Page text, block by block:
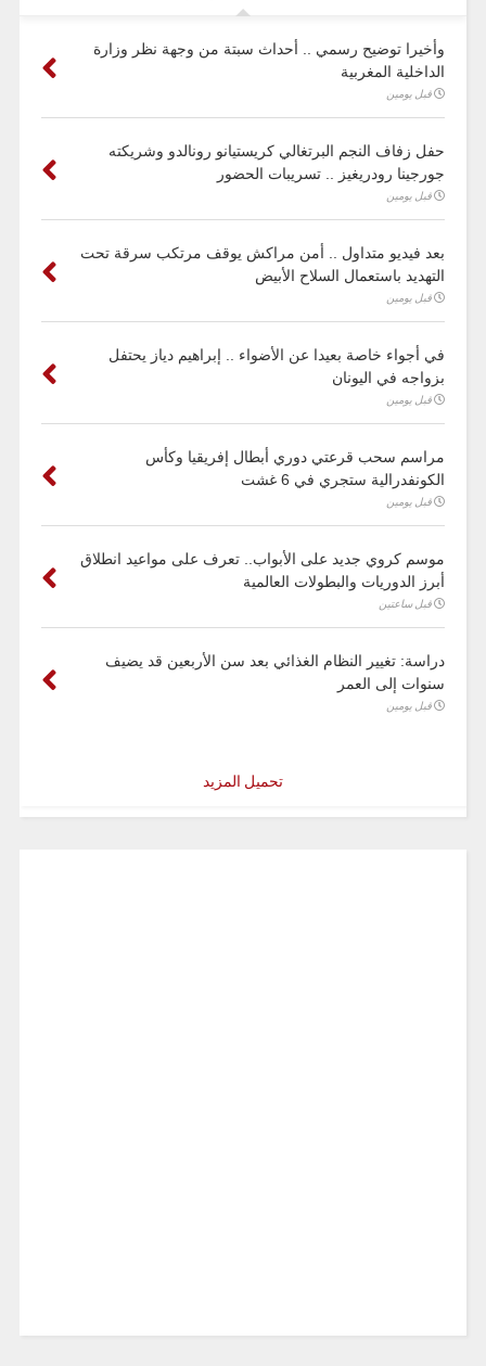
وأخيرا توضيح رسمي .. أحداث سبتة من وجهة نظر وزارة
الداخلية المغربية
قبل يومين
حفل زفاف النجم البرتغالي كريستيانو رونالدو وشريكته
جورجينا رودريغيز .. تسريبات الحضور
قبل يومين
بعد فيديو متداول .. أمن مراكش يوقف مرتكب سرقة تحت
التهديد باستعمال السلاح الأبيض
قبل يومين
في أجواء خاصة بعيدا عن الأضواء .. إبراهيم دياز يحتفل
بزواجه في اليونان
قبل يومين
مراسم سحب قرعتي دوري أبطال إفريقيا وكأس
الكونفدرالية ستجري في 6 غشت
قبل يومين
موسم كروي جديد على الأبواب.. تعرف على مواعيد انطلاق
أبرز الدوريات والبطولات العالمية
قبل ساعتين
دراسة: تغيير النظام الغذائي بعد سن الأربعين قد يضيف
سنوات إلى العمر
قبل يومين
تحميل المزيد